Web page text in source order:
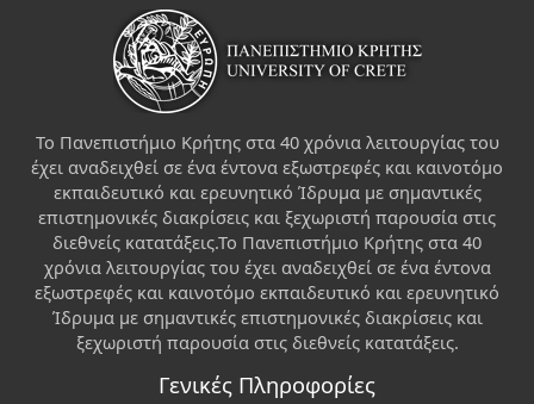
Το Πανεπιστήμιο Κρήτης στα 40 χρόνια λειτουργίας του
έχει αναδειχθεί σε ένα έντονα εξωστρεφές και καινοτόμο
εκπαιδευτικό και ερευνητικό Ίδρυμα με σημαντικές
επιστημονικές διακρίσεις και ξεχωριστή παρουσία στις
διεθνείς κατατάξεις.Το Πανεπιστήμιο Κρήτης στα 40
χρόνια λειτουργίας του έχει αναδειχθεί σε ένα έντονα
εξωστρεφές και καινοτόμο εκπαιδευτικό και ερευνητικό
Ίδρυμα με σημαντικές επιστημονικές διακρίσεις και
ξεχωριστή παρουσία στις διεθνείς κατατάξεις.
Γενικές Πληροφορίες